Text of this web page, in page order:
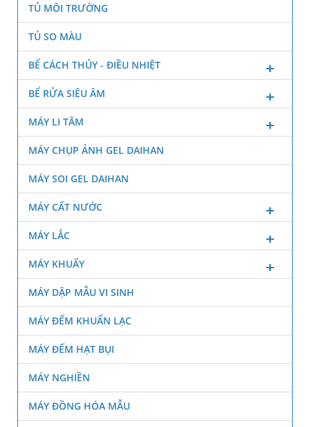
TỦ MÔI TRƯỜNG
TỦ SO MÀU
BỂ CÁCH THỦY - ĐIỀU NHIỆT
BỂ RỬA SIÊU ÂM
MÁY LI TÂM
MÁY CHỤP ẢNH GEL DAIHAN
MÁY SOI GEL DAIHAN
MÁY CẤT NƯỚC
MÁY LẮC
MÁY KHUẤY
MÁY DẬP MẪU VI SINH
MÁY ĐẾM KHUẨN LẠC
MÁY ĐẾM HẠT BỤI
MÁY NGHIỀN
MÁY ĐỒNG HÓA MẪU